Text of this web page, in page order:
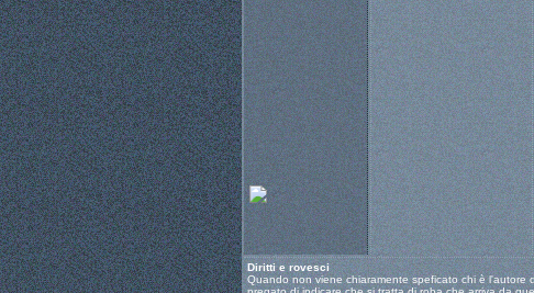
Diritti e rovesci
Quando non viene chiaramente speficato chi è l'autore